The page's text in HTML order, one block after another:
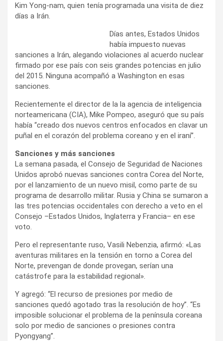
Kim Yong-nam, quien tenía programada una visita de diez
días a Irán.
Días antes, Estados Unidos
había impuesto nuevas
sanciones a Irán, alegando violaciones al acuerdo nuclear
firmado por ese país con seis grandes potencias en julio
del 2015. Ninguna acompañó a Washington en esas
sanciones.
Recientemente el director de la la agencia de inteligencia
norteamericana (CIA), Mike Pompeo, aseguró que su país
había “creado dos nuevos centros enfocados en clavar un
puñal en el corazón del problema coreano y en el iraní”.
Sanciones y más sanciones
La semana pasada, el Consejo de Seguridad de Naciones
Unidos aprobó nuevas sanciones contra Corea del Norte,
por el lanzamiento de un nuevo misil, como parte de su
programa de desarrollo militar. Rusia y China se sumaron a
las tres potencias occidentales con derecho a veto en el
Consejo –Estados Unidos, Inglaterra y Francia– en ese
voto.
Pero el representante ruso, Vasili Nebenzia, afirmó: «Las
aventuras militares en la tensión en torno a Corea del
Norte, prevengan de donde provegan, serían una
catástrofe para la estabilidad regional».
Y agregó: “El recurso de presiones por medio de
sanciones quedó agotado tras la resolución de hoy”. “Es
imposible solucionar el problema de la península coreana
solo por medio de sanciones o presiones contra
Pyongyang”.